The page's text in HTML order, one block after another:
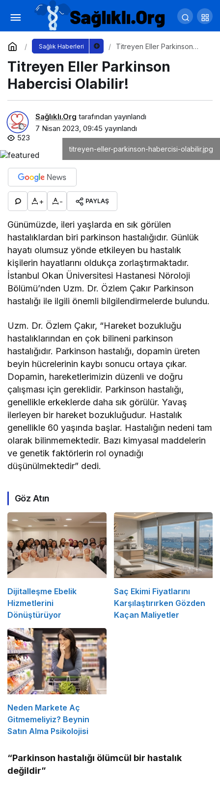
Sağlık Haberleri
Titreyen Eller Parkinson
Titreyen Eller Parkinson
Habercisi Olabilir!
Sağlıklı.Org tarafından yayınlandı
7 Nisan 2023, 09:45 yayınlandı
523
titreyen-eller-parkinson-habercisi-olabilir.jpg
+ - PAYLAŞ
Günümüzde, ileri yaşlarda en sık görülen
hastalıklardan biri parkinson hastalığıdır. Günlük
hayatı olumsuz yönde etkileyen bu hastalık
kişilerin hayatlarını oldukça zorlaştırmaktadır.
İstanbul Okan Üniversitesi Hastanesi Nöroloji
Bölümü’nden Uzm. Dr. Özlem Çakır Parkinson
hastalığı ile ilgili önemli bilgilendirmelerde bulundu.
Uzm. Dr. Özlem Çakır, “Hareket bozukluğu
hastalıklarından en çok bilineni parkinson
hastalığıdır. Parkinson hastalığı, dopamin üreten
beyin hücrelerinin kaybı sonucu ortaya çıkar.
Dopamin, hareketlerimizin düzenli ve doğru
çalışması için gereklidir. Parkinson hastalığı,
genellikle erkeklerde daha sık görülür. Yavaş
ilerleyen bir hareket bozukluğudur. Hastalık
genellikle 60 yaşında başlar. Hastalığın nedeni tam
olarak bilinmemektedir. Bazı kimyasal maddelerin
ve genetik faktörlerin rol oynadığı
düşünülmektedir” dedi.
Göz Atın
Dijitalleşme Ebelik
Hizmetlerini
Dönüştürüyor
Saç Ekimi Fiyatlarını
Karşılaştırırken Gözden
Kaçan Maliyetler
Neden Markete Aç
Gitmemeliyiz? Beynin
Satın Alma Psikolojisi
“Parkinson hastalığı ölümcül bir hastalık
değildir”
Bahar Aylarında Alerjik Astım Krizlerine
Dikkat!
Yorum Yap Paylaş